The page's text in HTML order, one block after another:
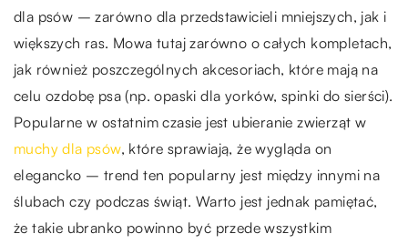
dla psów – zarówno dla przedstawicieli mniejszych, jak i
większych ras. Mowa tutaj zarówno o całych kompletach,
jak również poszczególnych akcesoriach, które mają na
celu ozdobę psa (np. opaski dla yorków, spinki do sierści).
Popularne w ostatnim czasie jest ubieranie zwierząt w
muchy dla psów, które sprawiają, że wygląda on
elegancko – trend ten popularny jest między innymi na
ślubach czy podczas świąt. Warto jest jednak pamiętać,
że takie ubranko powinno być przede wszystkim